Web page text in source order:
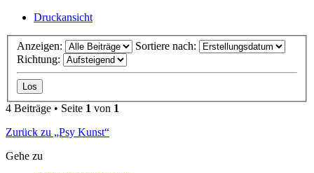
Druckansicht
Anzeigen:
Sortiere nach:
Richtung:
4 Beiträge • Seite 1 von 1
Zurück zu „Psy Kunst“
Gehe zu